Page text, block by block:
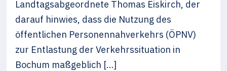
Landtagsabgeordnete Thomas Eiskirch, der
darauf hinwies, dass die Nutzung des
öffentlichen Personennahverkehrs (ÖPNV)
zur Entlastung der Verkehrssituation in
Bochum maßgeblich […]